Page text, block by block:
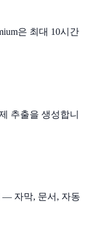
은 최대 10시간
추출을 생성합니
— 자막, 문서, 자동